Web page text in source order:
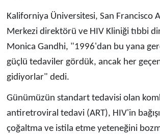
Kaliforniya Üniversitesi, San Francisco
Merkezi direktörü ve HIV Kliniği tıbbi
Monica Gandhi, "1996'dan bu yana
güçlü tedaviler gördük, ancak her
gidiyorlar" dedi.
Günümüzün standart tedavisi olan
antiretroviral tedavi (ART), HIV'in
çoğaltma ve istila etme yeteneğini